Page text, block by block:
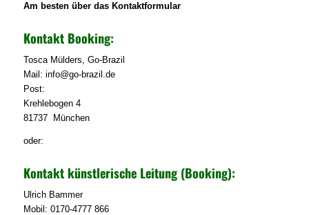
Am besten über das Kontaktformular
Kontakt Booking:
Tosca Mülders, Go-Brazil
Mail: info@go-brazil.de
Post:
Krehlebogen 4
81737 München
oder:
Kontakt künstlerische Leitung (Booking):
Ulrich Bammer
Mobil: 0170-4777 866